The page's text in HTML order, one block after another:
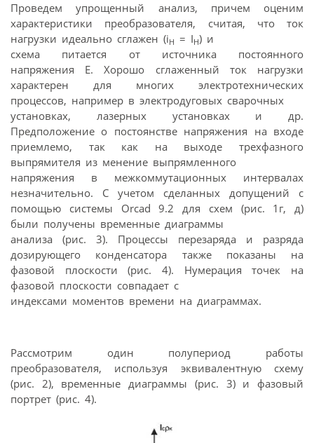
Проведем упрощенный анализ, причем оценим
характеристики преобразователя, считая, что ток
нагрузки идеально сглажен (iH = IH) и
схема питается от источника постоянного
напряжения Е. Хорошо сглаженный ток нагрузки
характерен для многих электротехнических
процессов, например в электродуговых сварочных
установках, лазерных установках и др.
Предположение о постоянстве напряжения на входе
приемлемо, так как на выходе трехфазного
выпрямителя из менение выпрямленного
напряжения в межкоммутационных интервалах
незначительно. С учетом сделанных допущений с
помощью системы Orcad 9.2 для схем (рис. 1г, д)
были получены временные диаграммы
анализа (рис. 3). Процессы перезаряда и разряда
дозирующего конденсатора также показаны на
фазовой плоскости (рис. 4). Нумерация точек на
фазовой плоскости совпадает с
индексами моментов времени на диаграммах.
Рассмотрим один полупериод работы
преобразователя, используя эквивалентную схему
(рис. 2), временные диаграммы (рис. 3) и фазовый
портрет (рис. 4).